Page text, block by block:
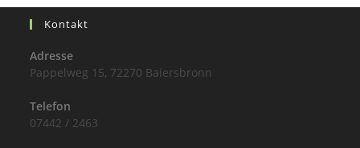
Kontakt
Adresse
Pappelweg 15, 72270 Baiersbronn
Telefon
07442 / 2463